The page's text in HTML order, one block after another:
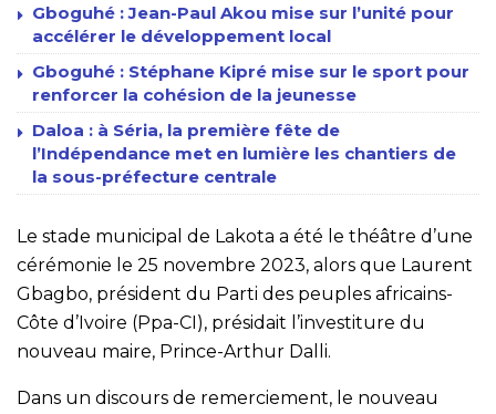
Gboguhé : Jean-Paul Akou mise sur l’unité pour
accélérer le développement local
Gboguhé : Stéphane Kipré mise sur le sport pour
renforcer la cohésion de la jeunesse
Daloa : à Séria, la première fête de
l’Indépendance met en lumière les chantiers de
la sous-préfecture centrale
Le stade municipal de Lakota a été le théâtre d’une
cérémonie le 25 novembre 2023, alors que Laurent
Gbagbo, président du Parti des peuples africains-
Côte d’Ivoire (Ppa-CI), présidait l’investiture du
nouveau maire, Prince-Arthur Dalli.
Dans un discours de remerciement, le nouveau